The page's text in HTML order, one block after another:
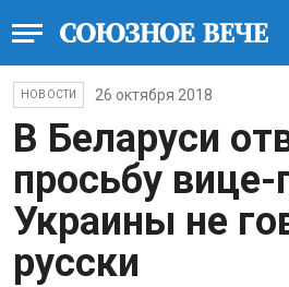
НОВОСТИ 26 октября 2018
В Беларуси
просьбу
Украины не
русски